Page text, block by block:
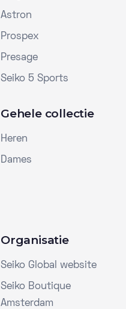
Astron
Prospex
Presage
Seiko 5 Sports
Gehele collectie
Heren
Dames
Organisatie
Seiko Global website
Seiko Boutique
Amsterdam